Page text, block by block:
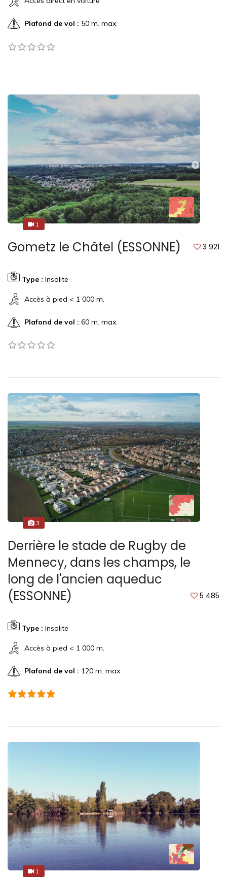
Plafond de vol : 50 m. max.
11
Gometz le Châtel (ESSONNE) 3 921
Type : Insolite
Accès à pied < 1 000 m.
Plafond de vol : 60 m. max.
3
Derrière le stade de Rugby de
Mennecy, dans les champs, le
long de l'ancien aqueduc
(ESSONNE)
5 485
Type : Insolite
Accès à pied < 1 000 m.
Plafond de vol : 120 m. max.
1
1